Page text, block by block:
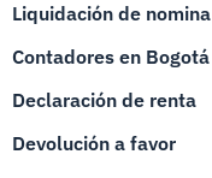
Liquidación de nomina
Contadores en Bogotá
Declaración de renta
Devolución a favor